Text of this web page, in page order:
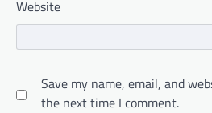
Website
Save my name, email, and
the next time I comment.